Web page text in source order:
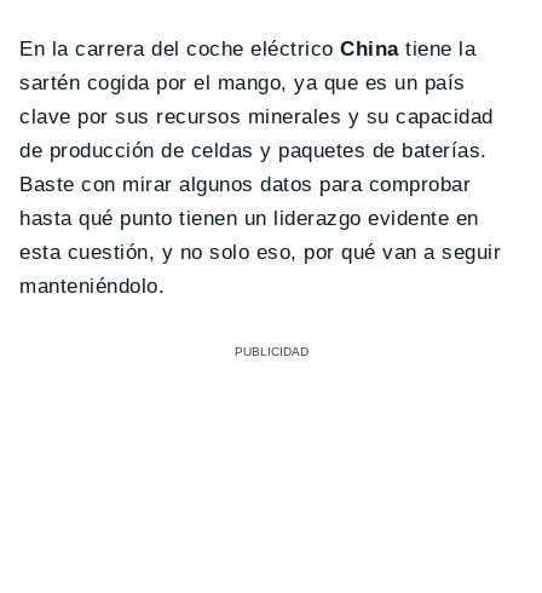
En la carrera del coche eléctricoChinatiene la
sartén cogida por el mango, ya que es un país
clave por sus recursos minerales y su capacidad
de producción de celdas y paquetes de baterías.
Baste con mirar algunos datos para comprobar
hasta qué punto tienen un liderazgo evidente en
esta cuestión, y no solo eso, por qué van a seguir
manteniéndolo.